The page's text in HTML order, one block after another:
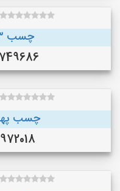
چسب ۳-۲-۱ ترکیه اینتر
چسب